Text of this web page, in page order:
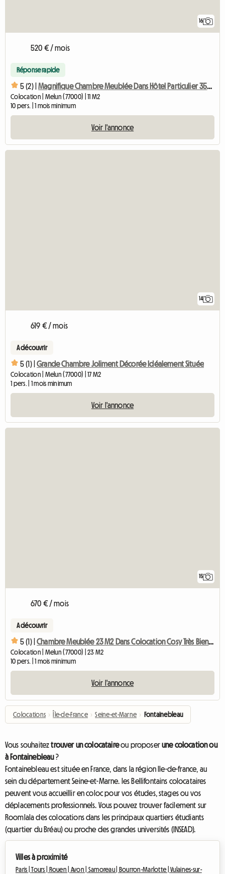
16
520 € / mois
Réponse rapide
5 (2) | Magnifique Chambre Meublée Dans Hôtel Particulier 350m2
Colocation | Melun (77000) | 11 M2
10 pers. | 1 mois minimum
Voir l'annonce
14
619 € / mois
A découvrir
5 (1) | Grande Chambre Joliment Décorée Idéalement Située
Colocation | Melun (77000) | 17 M2
1 pers. | 1 mois minimum
Voir l'annonce
15
670 € / mois
A découvrir
5 (1) | Chambre Meublée 23 M2 Dans Colocation Cosy Très Bien Placée
Colocation | Melun (77000) | 23 M2
10 pers. | 1 mois minimum
Voir l'annonce
Colocations › Île-de-France › Seine-et-Marne › Fontainebleau
Vous souhaiteztrouver un colocataireou proposerune colocation ou
à Fontainebleau?
Fontainebleau est située en France, dans la région Ile-de-france, au
sein du département Seine-et-Marne. les Bellifontains colocataires
peuvent vous accueillir en coloc pour vos études, stages ou vos
déplacements professionnels. Vous pouvez trouver facilement sur
Roomlala des colocations dans les principaux quartiers étudiants
(quartier du Bréau) ou proche des grandes universités (INSEAD).
Villes à proximité
Paris |Tours | Rouen | Avon | Samoreau | Bourron-Marlotte |Vulaines-sur-